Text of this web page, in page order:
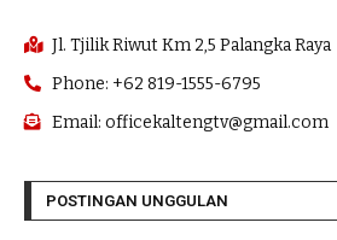
Jl. Tjilik Riwut Km 2,5 Palangka Raya
Phone: +62 819-1555-6795
Email: officekaltengtv@gmail.com
POSTINGAN UNGGULAN